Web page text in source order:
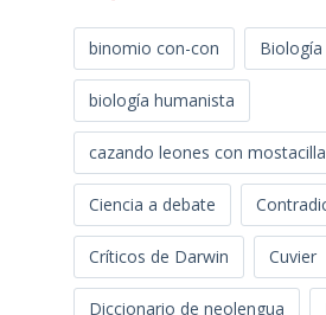
binomio con-con Biología
biología humanista
cazando leones con mostacilla
Ciencia a debate
Críticos de Darwin Cuvier
Diccionario de neolengua